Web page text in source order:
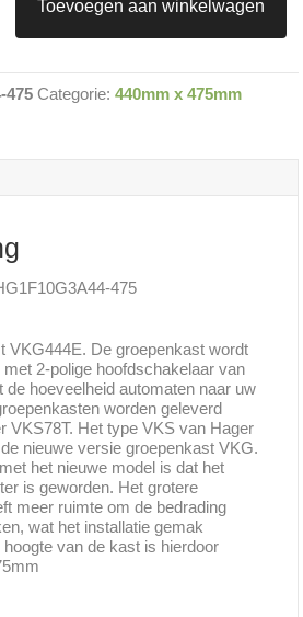
Toevoegen aan winkelwagen
475 Categorie: 440mm x 475mm
475
VKG444E. De groepenkast wordt
2-polige hoofdschakelaar van
de hoeveelheid automaten naar uw
worden geleverd
VKS78T. Het type VKS van Hager
nieuwe versie groepenkast VKG.
het nieuwe model is dat het
is geworden. Het grotere
meer ruimte om de bedrading
wat het installatie gemak
van de kast is hierdoor